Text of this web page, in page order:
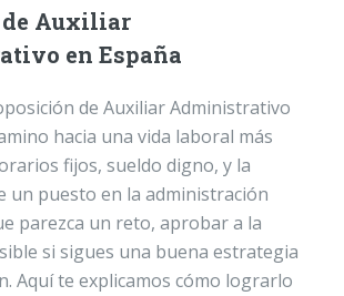
de Auxiliar
en España
de Auxiliar Administrativo
hacia una vida laboral más
fijos, sueldo digno, y la
un puesto en la administración
parezca un reto, aprobar a la
si sigues una buena estrategia
Aquí te explicamos cómo lograrlo